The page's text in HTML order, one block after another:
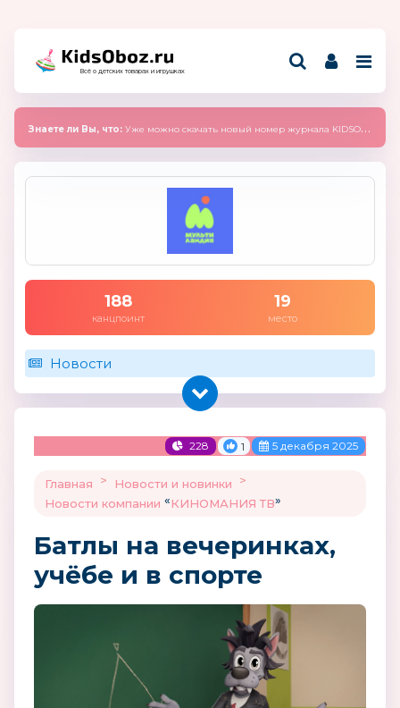
Всё о детских товарах и игрушках
Знаете ли Вы, что: Уже можно скачать новый номер журнала KIDSOBOZ 2025 (сентябрь)
188
канцпоинт
19
место
Новости
228 1 5 декабря 2025
Главная > Новости и новинки
>
Новости компании «КИНОМАНИЯ ТВ»
Батлы на вечеринках,
учёбе и в спорте